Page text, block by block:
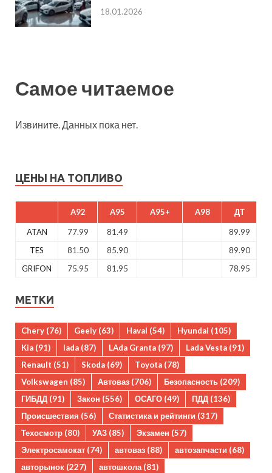
18.01.2026
Самое читаемое
Извините. Данных пока нет.
ЦЕНЫ НА ТОПЛИВО
A92 A95 A95+ A98 ДТ
ATAN 77.99 81.49
89.99
TES
81.50 85.90
89.90
GRIFON
75.95 81.95 78.95
МЕТКИ
Chery (76) Geely (63) Haval (54) Hyundai (105)
Kia (91) lada (87) LAda Granta (97) Lada Vesta (91)
Renault (51) Skoda (69) Toyota (78)
Volkswagen (85) Автоваз (706) Безопасность (209)
ГИБДД (91) Закон (556) ОСАГО (49) ПДД (136)
Происшествия (56) Статистика и рейтинги (317)
Техосмотр (80) УАЗ (85) Экзамен (57)
Электросамокат (74) автоваз (88) автозапчасти (68)
авторынок (227) автошкола(81)